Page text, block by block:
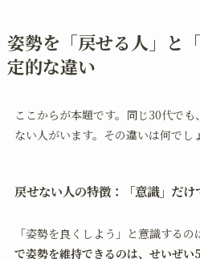
姿勢を「戻せる人」と
定的な違い
ここからが本題です。同じ30代で
ない人がいます。その違いは何でし
戻せない人の特徴：「意識」だけ
「姿勢を良くしよう」と意識するの
で姿勢を維持できるのは、せいぜい